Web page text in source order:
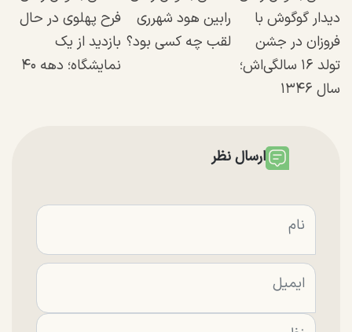
دیدار گوگوش با
فروزان در جشن
تولد ۱۶ سالگی‌اش؛
سال ۱۳۴۶
رابین هود شهرری
لقب چه کسی بود؟
فرح پهلوی در حال
بازدید از یک
نمایشگاه؛ دهه ۴۰
ارسال نظر